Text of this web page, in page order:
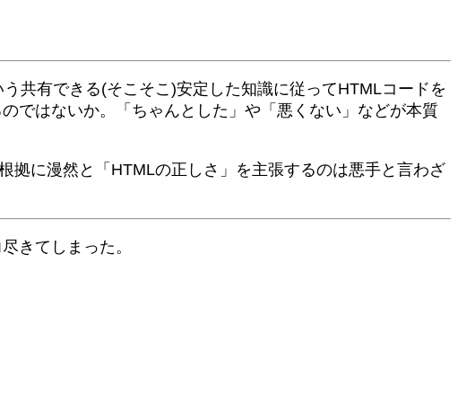
共有できる(そこそこ)安定した知識に従ってHTMLコードを
ではないか。「ちゃんとした」や「悪くない」などが本質
拠に漫然と「HTMLの正しさ」を主張するのは悪手と言わざ
きてしまった。